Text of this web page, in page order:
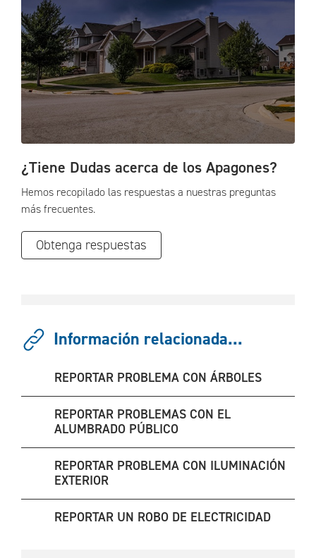
¿Tiene Dudas acerca de los Apagones?
Hemos recopilado las respuestas a nuestras preguntas
más frecuentes.
Obtenga respuestas
Información relacionada...
REPORTAR PROBLEMA CON ÁRBOLES
REPORTAR PROBLEMAS CON EL
ALUMBRADO PÚBLICO
REPORTAR PROBLEMA CON ILUMINACIÓN
EXTERIOR
REPORTAR UN ROBO DE ELECTRICIDAD